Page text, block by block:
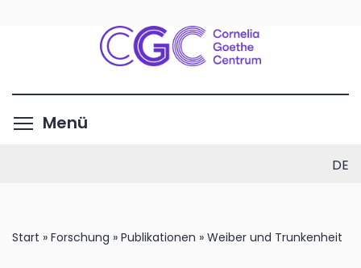
Inhalt
Menü
DE
Start » Forschung » Publikationen » Weiber und Trunkenheit